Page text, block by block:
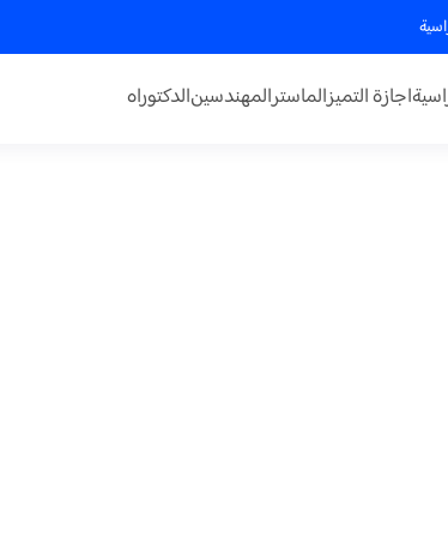
اجازة التميزالماسترالمهندسينالدكتوراه